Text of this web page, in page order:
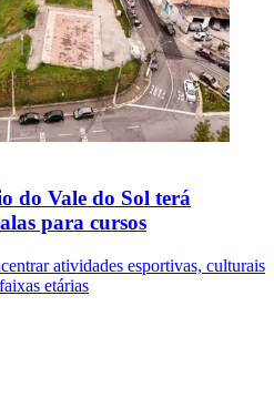
do Vale do Sol terá
para cursos
atividades esportivas, culturais
etárias